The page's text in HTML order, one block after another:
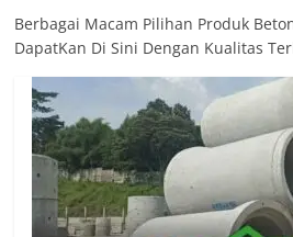
Berbagai Macam Pilihan Produk
DapatKan Di Sini Dengan Kualitas